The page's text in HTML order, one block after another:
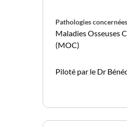
Pathologies
Maladies Osseuses
(MOC)
Piloté par le Dr